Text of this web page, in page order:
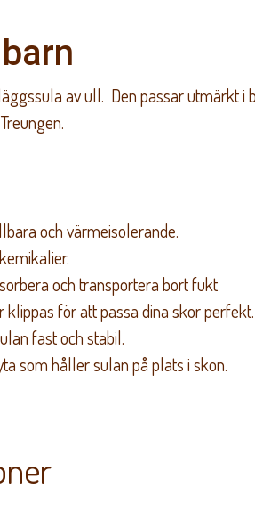
av ull. Den passar utmärkt
och värmeisolerande.
och transportera bort fukt
för att passa dina skor perfekt.
fast och stabil.
som håller sulan på plats i skon.